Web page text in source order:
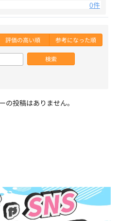
0件
評価の高い順 参考になった順
検索
の投稿はありません。